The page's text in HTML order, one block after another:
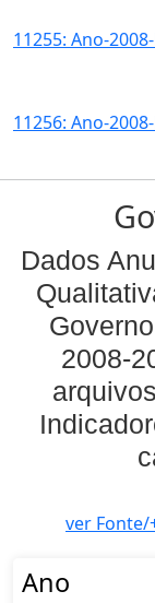
Dados
2008-
ver Fonte/
Ano